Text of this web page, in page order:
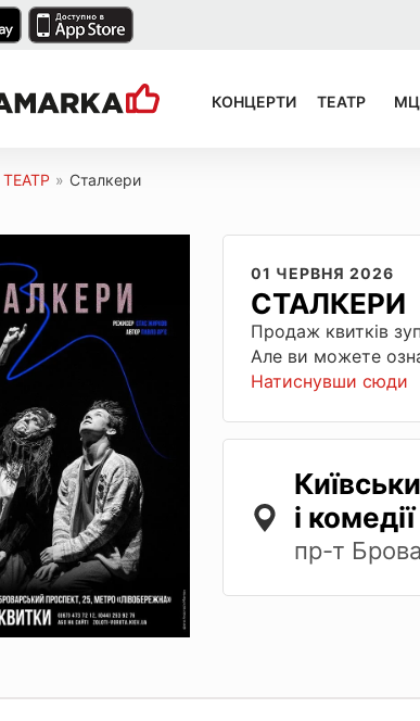
КОНЦЕРТИ ТЕАТР
ТЕАТР » Сталкери
01 ЧЕРВНЯ 2026
СТАЛКЕРИ
Продаж квитків
Але ви можете
Натиснувши сюди
і
пр-т